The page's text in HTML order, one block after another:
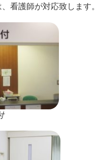
看護師が対応致します。